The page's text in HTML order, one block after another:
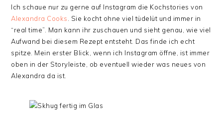
Ich schaue nur zu gerne auf Instagram die Kochstories von
Alexandra Cooks
. Sie kocht ohne viel tüdelüt und immer in
“real time”. Man kann ihr zuschauen und sieht genau, wie viel
Aufwand bei diesem Rezept entsteht. Das finde ich echt
spitze. Mein erster Blick, wenn ich Instagram öffne, ist immer
oben in der Storyleiste, ob eventuell wieder was neues von
Alexandra da ist.